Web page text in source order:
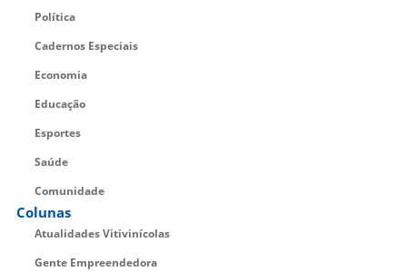
Política
Cadernos Especiais
Economia
Educação
Esportes
Saúde
Comunidade
Colunas
Atualidades Vitivinícolas
Gente Empreendedora